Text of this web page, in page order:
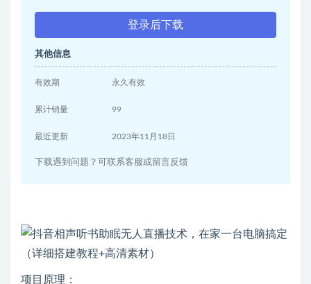
登录后下载
其他信息
有效期 永久有效
累计销量 99
最近更新 2023年11月18日
下载遇到问题？可联系客服或留言反馈
项目原理：